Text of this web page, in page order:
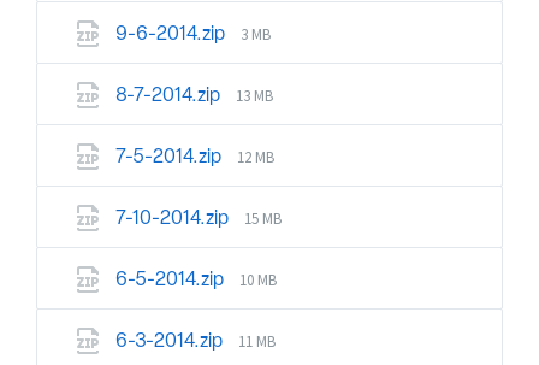
9-6-2014.zip 3 MB
8-7-2014.zip 13 MB
7-5-2014.zip 12 MB
7-10-2014.zip 15 MB
6-5-2014.zip 10 MB
6-3-2014.zip 11 MB